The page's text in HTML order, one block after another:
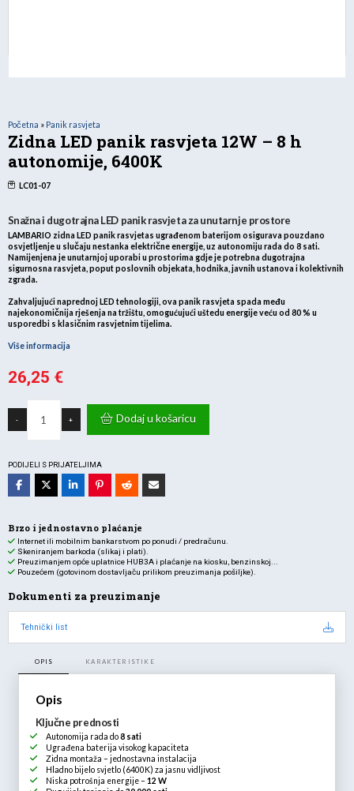
Početna » Panik rasvjeta
Zidna LED panik rasvjeta 12W – 8 h
autonomije, 6400K
LC01-07
Snažna i dugotrajna LED panik rasvjeta za unutarnje prostore
LAMBARIO zidna LED panik rasvjetas ugrađenom baterijom osigurava pouzdano
osvjetljenje u slučaju nestanka električne energije, uz autonomiju rada do 8 sati.
Namijenjena je unutarnjoj uporabi u prostorima gdje je potrebna dugotrajna
sigurnosna rasvjeta, poput poslovnih objekata, hodnika, javnih ustanova i kolektivnih
zgrada.
Zahvaljujući naprednoj LED tehnologiji, ova panik rasvjeta spada među
najekonomičnija rješenja na tržištu , omogućujući uštedu energije veću od 80 % u
usporedbi s klasičnim rasvjetnim tijelima.
Više informacija
26,25 €
-
rasvjeta
12W
h
6400K
količina
+ Dodaj u košaricu
PODIJELI S PRIJATELJIMA
Brzo i jednostavno plaćanje
Internet ili mobilnim bankarstvom po ponudi / predračunu.
Skeniranjem barkoda (slikaj i plati).
Preuzimanjem opće uplatnice HUB3A i plaćanje na kiosku, benzinskoj...
Pouzećem (gotovinom dostavljaču prilikom preuzimanja pošiljke).
Dokumenti za preuzimanje
Tehnički list
OPIS KARAKTERISTIKE
Opis
Ključne prednosti
Autonomija rada do8 sati
Ugrađena baterija visokog kapaciteta
Zidna montaža – jednostavna instalacija
Hladno bijelo svjetlo (6400K) za jasnu vidljivost
Niska potrošnja energije – 12 W